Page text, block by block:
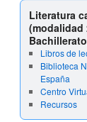
Literatura
(modalidad
Libros de
Biblioteca
España
Centro
Recursos